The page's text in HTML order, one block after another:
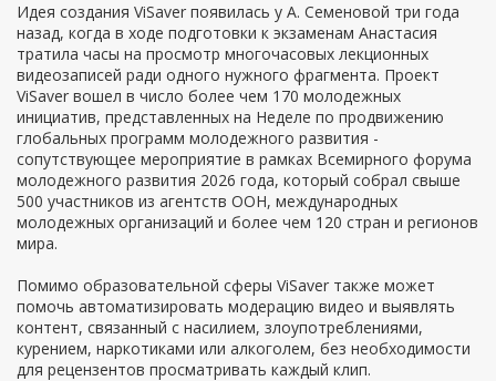
Идея создания ViSaver появилась у А. Семеновой три года
назад, когда в ходе подготовки к экзаменам Анастасия
тратила часы на просмотр многочасовых лекционных
видеозаписей ради одного нужного фрагмента. Проект
ViSaver вошел в число более чем 170 молодежных
инициатив, представленных на Неделе по продвижению
глобальных программ молодежного развития -
сопутствующее мероприятие в рамках Всемирного форума
молодежного развития 2026 года, который собрал свыше
500 участников из агентств ООН, международных
молодежных организаций и более чем 120 стран и регионов
мира.
Помимо образовательной сферы ViSaver также может
помочь автоматизировать модерацию видео и выявлять
контент, связанный с насилием, злоупотреблениями,
курением, наркотиками или алкоголем, без необходимости
для рецензентов просматривать каждый клип.